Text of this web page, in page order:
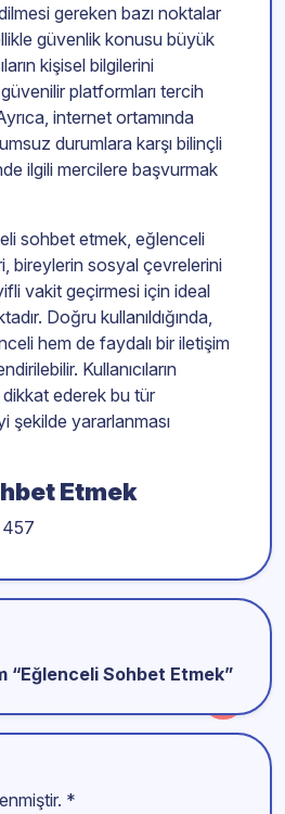
gereken bazı noktalar
güvenlik konusu büyük
kişisel bilgilerini
platformları tercih
internet ortamında
durumlara karşı bilinçli
ilgili mercilere başvurmak
sohbet etmek, eğlenceli
bireylerin sosyal çevrelerini
vakit geçirmesi için ideal
Doğru kullanıldığında,
hem de faydalı bir iletişim
Kullanıcıların
dikkat ederek bu tür
şekilde yararlanması
Etmek
457
“Eğlenceli Sohbet Etmek”
*